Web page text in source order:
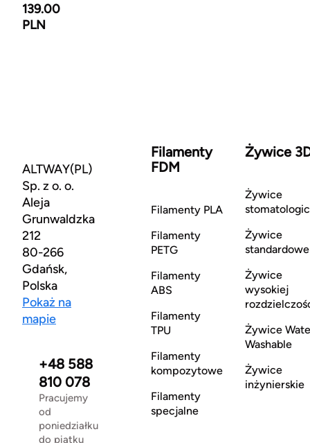
139.00
PLN
ALTWAY(PL)
Sp. z o. o.
Aleja
Grunwaldzka
212
80-266
Gdańsk,
Polska
Pokaż na
mapie
+48 588
810 078
Pracujemy
od
poniedziałku
do piątku
Filamenty
FDM
Filamenty PLA
Filamenty
PETG
Filamenty
ABS
Filamenty
TPU
Filamenty
kompozytowe
Filamenty
specjalne
Żywice
Żywice
Żywice
standardowe
Żywice
wysokiej
Żywice
Washable
Żywice
inżynierskie